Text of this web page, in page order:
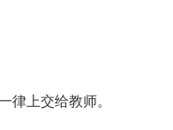
律上交给教师。